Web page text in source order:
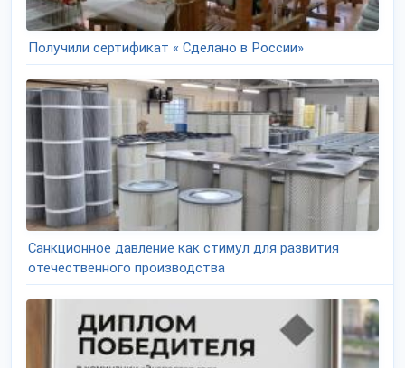
Получили сертификат « Сделано в России»
Санкционное давление как стимул для развития
отечественного производства